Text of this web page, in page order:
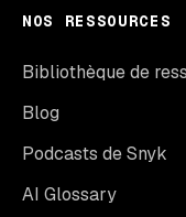
NOS RESSOURCES
Bibliothèque de
Blog
Podcasts de Snyk
AI Glossary